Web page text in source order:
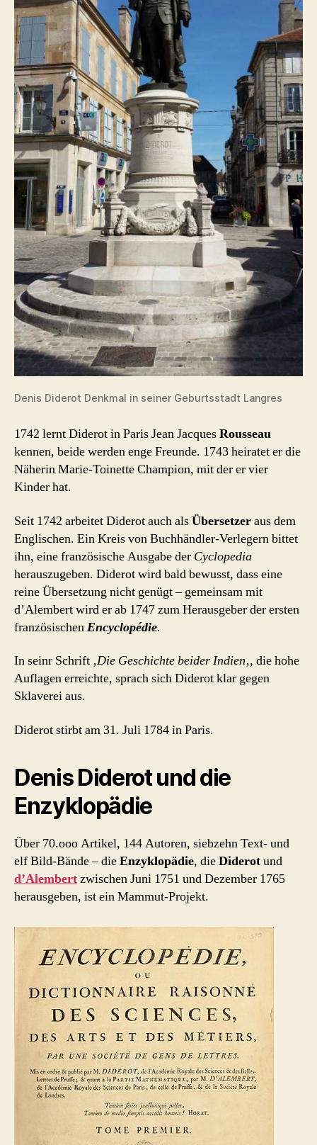
Denis Diderot Denkmal in seiner Geburtsstadt Langres
1742 lernt Diderot in Paris Jean JacquesRousseau
kennen, beide werden enge Freunde. 1743 heiratet er die
Näherin Marie-Toinette Champion, mit der er vier
Kinder hat.
Seit 1742 arbeitet Diderot auch alsÜbersetzeraus dem
Englischen. Ein Kreis von Buchhändler-Verlegern bittet
ihn, eine französische Ausgabe der Cyclopedia
herauszugeben. Diderot wird bald bewusst, dass eine
reine Übersetzung nicht genügt – gemeinsam mit
d’Alembert wird er ab 1747 zum Herausgeber der ersten
französischenEncyclopédie.
In seinr Schrift ‚Die Geschichte beider Indien‚, die hohe
Auflagen erreichte, sprach sich Diderot klar gegen
Sklaverei aus.
Diderot stirbt am 31. Juli 1784 in Paris.
Denis Diderot und die
Enzyklopädie
Über 70.ooo Artikel, 144 Autoren, siebzehn Text- und
elf Bild-Bände – dieEnzyklopädie, dieDiderotund
d’Alembertzwischen Juni 1751 und Dezember 1765
herausgeben, ist ein Mammut-Projekt.